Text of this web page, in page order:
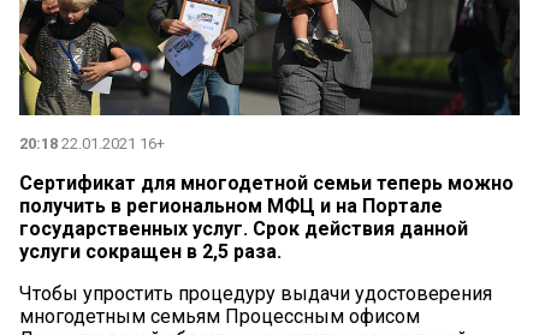
20:18 22.01.2021 16+
Сертификат для многодетной семьи теперь можно
получить в региональном МФЦ и на Портале
государственных услуг. Срок действия данной
услуги сокращен в 2,5 раза.
Чтобы упростить процедуру выдачи удостоверения
многодетным семьям Процессным офисом